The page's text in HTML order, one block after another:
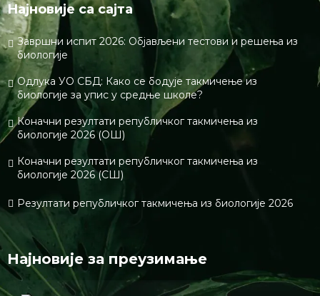
Најновије са сајта
Завршни испит 2026: Објављени тестови и решења из
биологије
Одлука УО СБД: Како се бодује такмичење из
биологије за упис у средње школе?
Коначни резултати републичког такмичења из
биологије 2026 (ОШ)
Коначни резултати републичког такмичења из
биологије 2026 (СШ)
Резултати републичког такмичења из биологије 2026
Најновије за преузимање